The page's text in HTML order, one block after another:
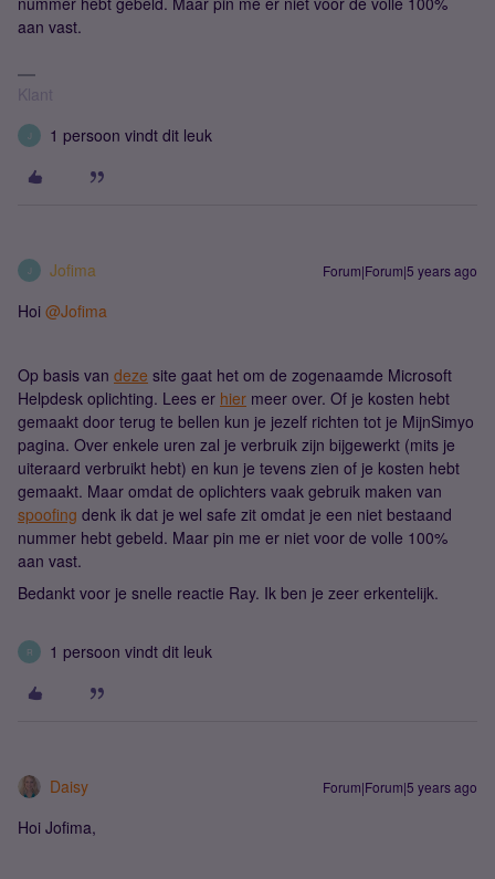
aan vast.
Klant
J 1 persoon vindt dit leuk
J Jofima Forum|Forum|5 years ago
Hoi @Jofima
Op basis van deze site gaat het om de zogenaamde Microsoft
Helpdesk oplichting. Lees er hier meer over. Of je kosten hebt
gemaakt door terug te bellen kun je jezelf richten tot je MijnSimyo
pagina. Over enkele uren zal je verbruik zijn bijgewerkt (mits je
uiteraard verbruikt hebt) en kun je tevens zien of je kosten hebt
gemaakt. Maar omdat de oplichters vaak gebruik maken van
spoofing denk ik dat je wel safe zit omdat je een niet bestaand
nummer hebt gebeld. Maar pin me er niet voor de volle 100%
aan vast.
Bedankt voor je snelle reactie Ray. Ik ben je zeer erkentelijk.
R 1 persoon vindt dit leuk
Daisy Forum|Forum|5 years ago
Hoi Jofima,